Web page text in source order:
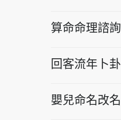
算命命理諮詢
回客流年卜卦
嬰兒命名改名